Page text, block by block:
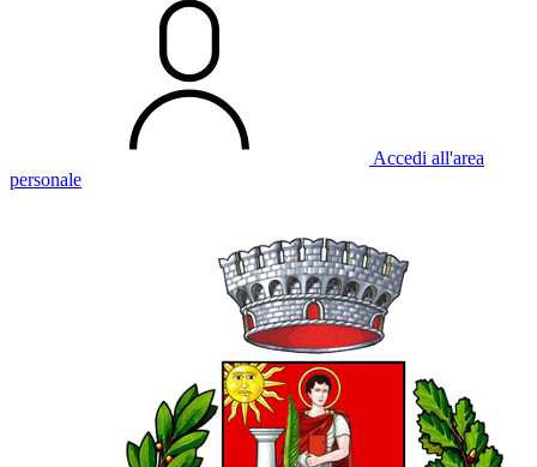
Accedi all'area
personale